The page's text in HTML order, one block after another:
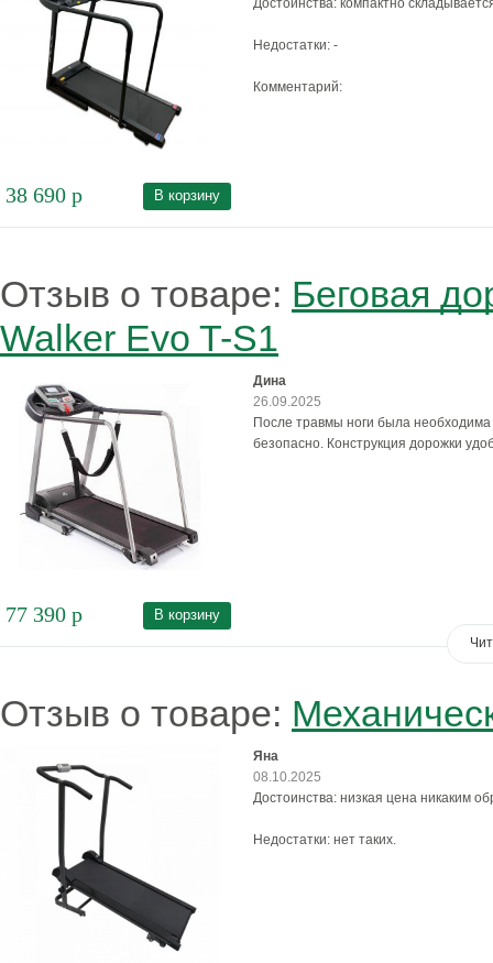
38 690 р В корзину
Недостатки: -
Комментарий:
Отзыв о товаре: Беговая
Walker Evo T-S1
77 390 р В корзину
Дина
26.09.2025
После травмы ноги была
безопасно. Конструкция дорожки
Отзыв о товаре:
Яна
08.10.2025
Достоинства: низкая цена никаким
Недостатки: нет таких.